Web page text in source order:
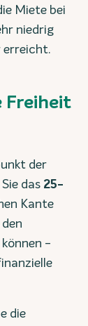
Miete bei
niedrig
erreicht.
Freiheit
der
das 25-
Kante
-
die